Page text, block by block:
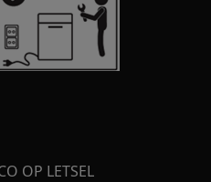
OP LETSEL